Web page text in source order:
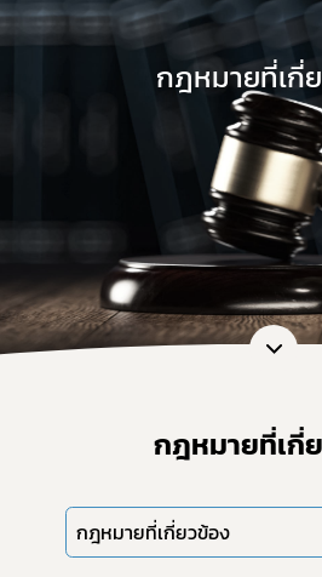
กฎหมายที่เกี่
กฎหมายที่เกี่
กฎหมายที่เกี่ยวข้อง